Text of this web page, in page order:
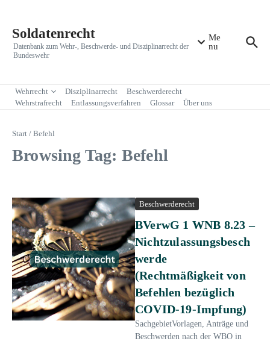
Soldatenrecht
Datenbank zum Wehr-, Beschwerde- und Disziplinarrecht der
Bundeswehr
Me
nu
Wehrrecht Disziplinarrecht
Beschwerderecht
Wehrstrafrecht
Entlassungsverfahren Glossar Über uns
Start / Befehl
Browsing Tag: Befehl
Beschwerderecht
BVerwG 1 WNB 8.23 –
Nichtzulassungsbesch
werde
(Rechtmäßigkeit von
Befehlen bezüglich
COVID-19-Impfung)
SachgebietVorlagen, Anträge und
Beschwerden nach der WBO in